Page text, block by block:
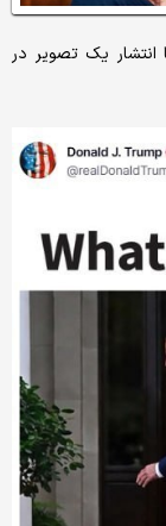
انتشار یک تصویر در